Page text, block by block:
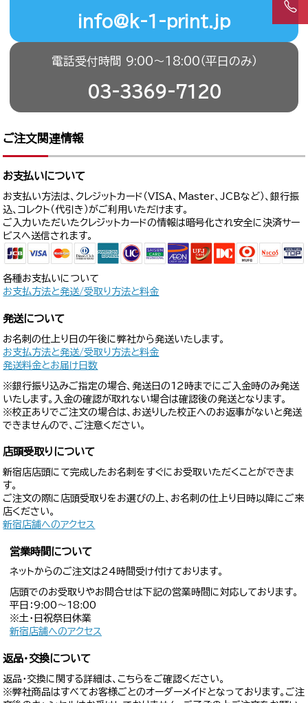
info@k-1-print.jp
電話受付時間 9:00〜18:00（平日のみ）
03-3369-7120
ご注文関連情報
お支払いについて
お支払い方法は、クレジットカード（VISA、Master、JCBなど）、銀行振
込、コレクト（代引き）がご利用いただけます。
ご入力いただいたクレジットカードの情報は暗号化され安全に決済サー
ビスへ送信されます。
各種お支払いについて
お支払方法と発送/受取り方法と料金
発送について
お名刺の仕上り日の午後に弊社から発送いたします。
お支払方法と発送/受取り方法と料金
発送料金とお届け日数
※銀行振り込みご指定の場合、発送日の12時までにご入金時のみ発送
いたします。入金の確認が取れない場合は確認後の発送となります。
※校正ありでご注文の場合は、お送りした校正へのお返事がないと発送
できませんので、ご注意ください。
店頭受取りについて
新宿店店頭にて完成したお名刺をすぐにお受取いただくことができま
す。
ご注文の際に店頭受取りをお選びの上、お名刺の仕上り日時以降にご来
店ください。
新宿店舗へのアクセス
営業時間について
ネットからのご注文は24時間受け付けております。
店頭でのお受取りやお問合せは下記の営業時間に対応しております。
平日：9:00〜18:00
※土・日祝祭日休業
新宿店舗へのアクセス
返品・交換について
返品・交換に関する詳細は、こちらをご確認ください。
※弊社商品はすべてお客様ごとのオーダーメイドとなっております。ご注